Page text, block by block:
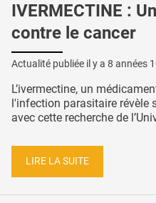
IVERMECTINE :
contre le cancer
Actualité publiée il y a 8 années
L’ivermectine, un
l'infection parasitaire révèle
avec cette recherche de
LIRE LA SUITE